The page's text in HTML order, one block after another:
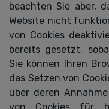
beachten Sie aber,
Website nicht
von Cookies
bereits gesetzt,
Sie können Ihren
das Setzen von
über deren